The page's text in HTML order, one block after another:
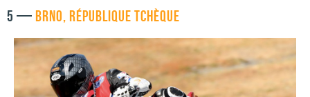
5 — BRNO, RÉPUBLIQUE TCHÈQUE